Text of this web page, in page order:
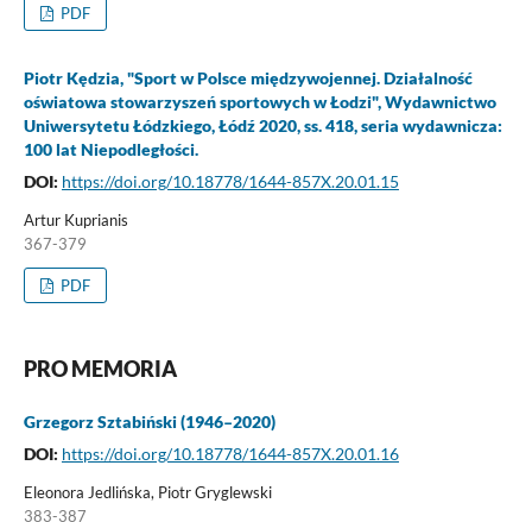
PDF
Piotr Kędzia, "Sport w Polsce międzywojennej. Działalność
oświatowa stowarzyszeń sportowych w Łodzi", Wydawnictwo
Uniwersytetu Łódzkiego, Łódź 2020, ss. 418, seria wydawnicza:
100 lat Niepodległości.
DOI: https://doi.org/10.18778/1644-857X.20.01.15
Artur Kuprianis
367-379
PDF
PRO MEMORIA
Grzegorz Sztabiński (1946–2020)
DOI: https://doi.org/10.18778/1644-857X.20.01.16
Eleonora Jedlińska, Piotr Gryglewski
383-387